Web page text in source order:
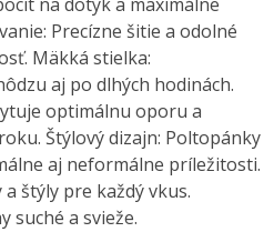
Precízne šitie a odolné
Mäkká stielka:
aj po dlhých hodinách.
optimálnu oporu a
Štýlový dizajn: Poltopánky
aj neformálne príležitosti.
štýly pre každý vkus.
suché a svieže.